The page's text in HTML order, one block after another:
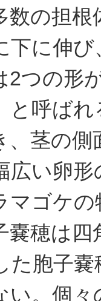
数の担
下に伸
2つの形
と呼ば
、茎の
広い卵
マゴケ
嚢穂は
た胞子
い。個